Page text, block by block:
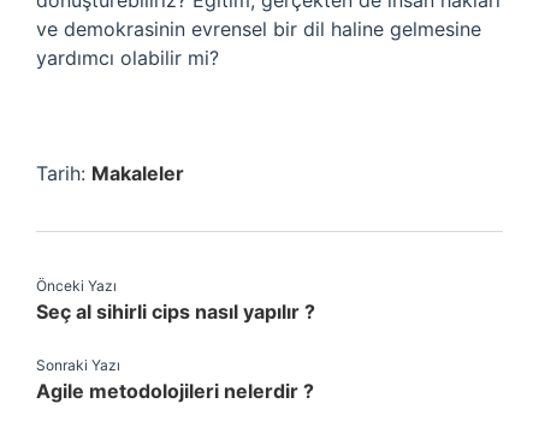
ve demokrasinin evrensel bir dil haline gelmesine
yardımcı olabilir mi?
Tarih: Makaleler
Önceki Yazı
Seç al sihirli cips nasıl yapılır ?
Sonraki Yazı
Agile metodolojileri nelerdir ?